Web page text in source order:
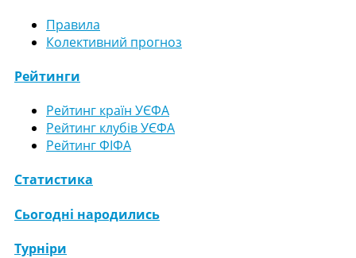
Правила
Колективний прогноз
Рейтинги
Рейтинг країн УЄФА
Рейтинг клубів УЄФА
Рейтинг ФІФА
Статистика
Сьогодні народились
Турніри